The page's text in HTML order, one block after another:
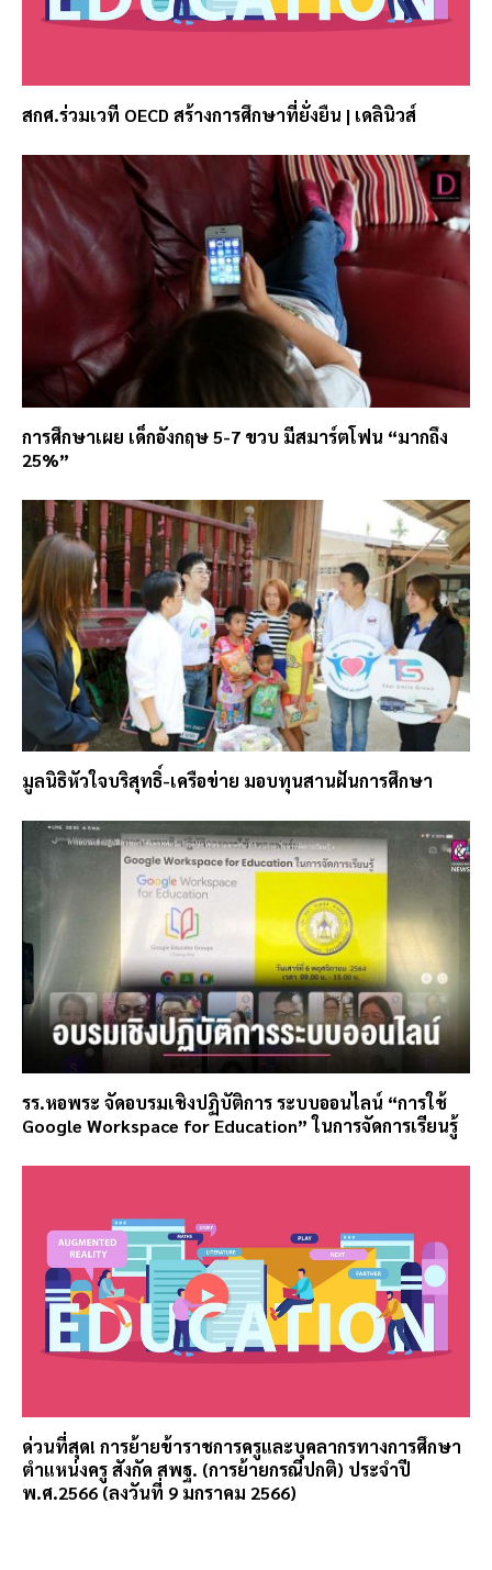
สกศ.ร่วมเวที OECD สร้างการศึกษาที่ยั่งยืน | เดลินิวส์
การศึกษาเผย เด็กอังกฤษ 5-7 ขวบ มีสมาร์ตโฟน “มากถึง
25%”
มูลนิธิหัวใจบริสุทธิ์-เครือข่าย มอบทุนสานฝันการศึกษา
รร.หอพระ จัดอบรมเชิงปฏิบัติการ ระบบออนไลน์ “การใช้
Google Workspace for Education” ในการจัดการเรียนรู้
ด่วนที่สุด! การย้ายข้าราชการครูและบุคลากรทางการศึกษา
ตำแหน่งครู สังกัด สพฐ. (การย้ายกรณีปกติ) ประจำปี
พ.ศ.2566 (ลงวันที่ 9 มกราคม 2566)